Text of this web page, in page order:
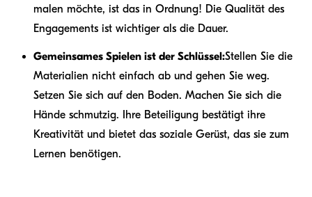
malen möchte, ist das in Ordnung! Die Qualität des
Engagements ist wichtiger als die Dauer.
Gemeinsames Spielen ist der Schlüssel:Stellen Sie die
Materialien nicht einfach ab und gehen Sie weg.
Setzen Sie sich auf den Boden. Machen Sie sich die
Hände schmutzig. Ihre Beteiligung bestätigt ihre
Kreativität und bietet das soziale Gerüst, das sie zum
Lernen benötigen.